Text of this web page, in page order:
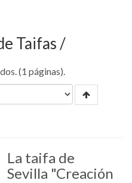
Taifas
(1 páginas).
La taifa de
Sevilla "Creación